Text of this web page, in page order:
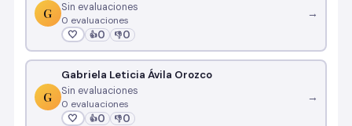
G
Sin evaluaciones
0 evaluaciones
🤍 👍0 👎0
→
G
Gabriela Leticia Ávila Orozco
Sin evaluaciones
0 evaluaciones
🤍 👍0 👎0
→